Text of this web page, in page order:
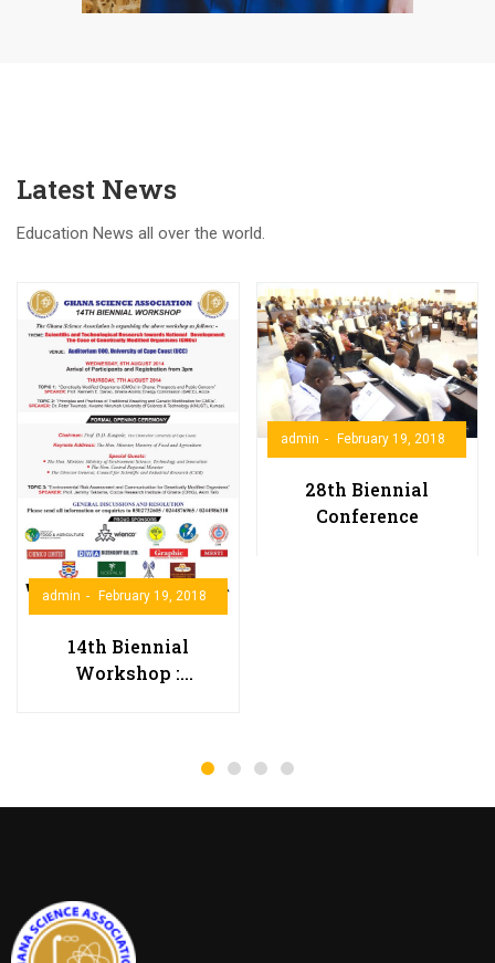
Latest News
Education News all over the world.
admin February 19, 2018
14th Biennial
Workshop :
Development: The
admin February 19, 2018
28th Biennial
Conference